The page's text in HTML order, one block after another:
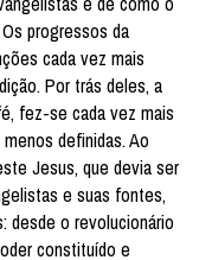
progressos da
cada vez mais
Por trás deles, a
fez-se cada vez mais
definidas. Ao
Jesus, que devia ser
e suas fontes,
desde o revolucionário
constituído e